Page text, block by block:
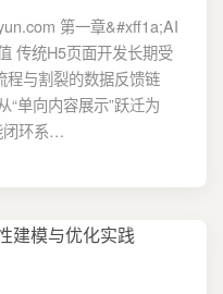
第一章&#xff1a;AI
传统H5页面开发长期受
程与割裂的数据反馈链
“单向内容展示”跃迁为
环系…